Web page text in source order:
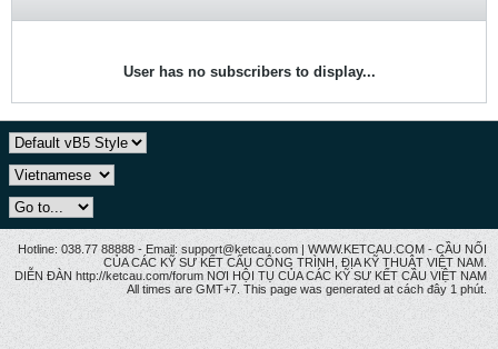
User has no subscribers to display...
Hotline: 038.77 88888 - Email: support@ketcau.com | WWW.KETCAU.COM - CẦU NỐI
CỦA CÁC KỸ SƯ KẾT CẤU CÔNG TRÌNH, ĐỊA KỸ THUẬT VIỆT NAM.
DIỄN ĐÀN http://ketcau.com/forum NƠI HỘI TỤ CỦA CÁC KỸ SƯ KẾT CÂU VIỆT NAM
All times are GMT+7. This page was generated at cách đây 1 phút.